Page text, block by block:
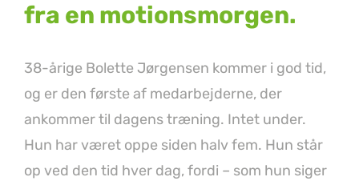
fra en motionsmorgen.
38-årige Bolette Jørgensen kommer i god tid,
og er den første af medarbejderne, der
ankommer til dagens træning. Intet under.
Hun har været oppe siden halv fem. Hun står
op ved den tid hver dag, fordi – som hun siger